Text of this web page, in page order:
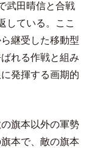
武田晴信と合戦
している。ここ
継受した移動型
れる作戦と組み
発揮する画期的
旗本以外の軍勢
本で、敵の旗本